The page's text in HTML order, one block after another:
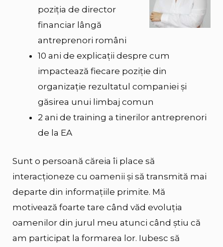
poziția de director
financiar lângă
antreprenori români
10 ani de explicații despre cum
impactează fiecare poziție din
organizație rezultatul companiei și
găsirea unui limbaj comun
2 ani de training a tinerilor antreprenori
de la EA
Sunt o persoană căreia îi place să
interacționeze cu oamenii și să transmită mai
departe din informațiile primite. Mă
motivează foarte tare când văd evoluția
oamenilor din jurul meu atunci când știu că
am participat la formarea lor. Iubesc să